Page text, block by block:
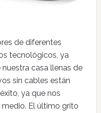
de diferentes
tecnológicos, ya
casa llenas de
sin cables están
ya que nos
El último grito